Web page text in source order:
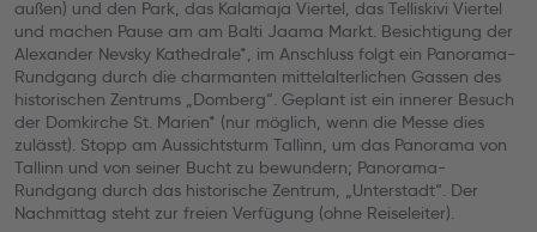
außen) und den Park, das Kalamaja Viertel, das Telliskivi Viertel
und machen Pause am am Balti Jaama Markt. Besichtigung der
Alexander Nevsky Kathedrale*, im Anschluss folgt ein Panorama-
Rundgang durch die charmanten mittelalterlichen Gassen des
historischen Zentrums „Domberg“. Geplant ist ein innerer Besuch
der Domkirche St. Marien* (nur möglich, wenn die Messe dies
zulässt). Stopp am Aussichtsturm Tallinn, um das Panorama von
Tallinn und von seiner Bucht zu bewundern; Panorama-
Rundgang durch das historische Zentrum, „Unterstadt“. Der
Nachmittag steht zur freien Verfügung (ohne Reiseleiter).